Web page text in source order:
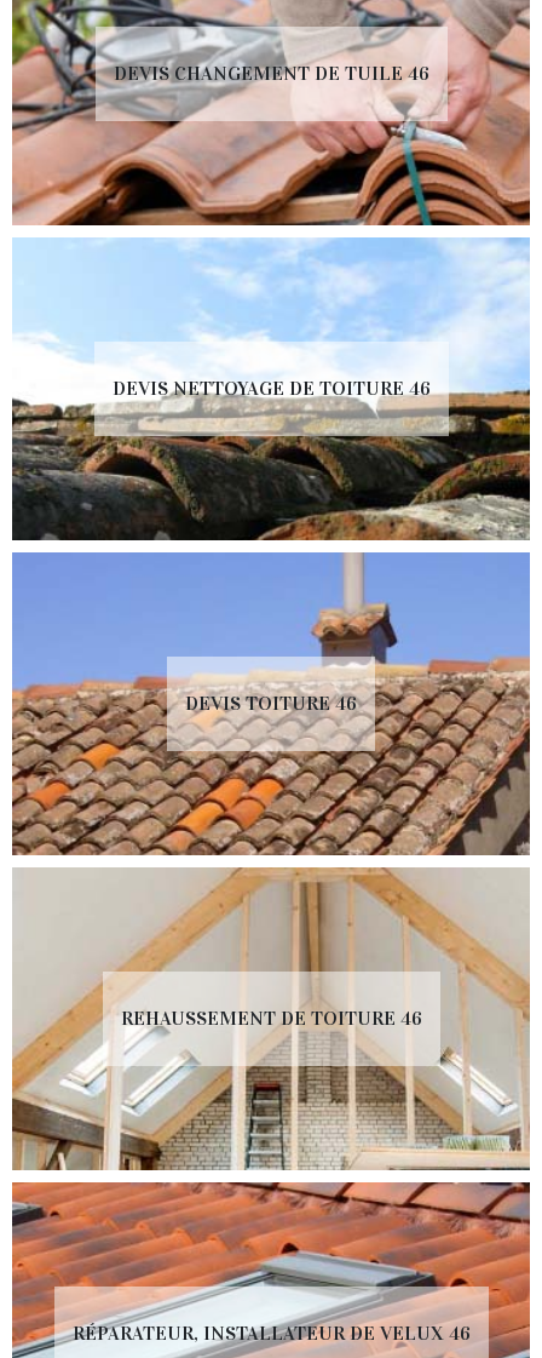
DEVIS CHANGEMENT DE TUILE 46
DEVIS NETTOYAGE DE TOITURE 46
DEVIS TOITURE 46
REHAUSSEMENT DE TOITURE 46
RÉPARATEUR, INSTALLATEUR DE VELUX 46